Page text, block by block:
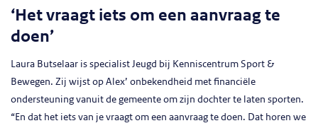
‘Het vraagt iets om een aanvraag te
doen’
Laura Butselaar is specialist Jeugd bij Kenniscentrum Sport &
Bewegen. Zij wijst op Alex’ onbekendheid met financiële
ondersteuning vanuit de gemeente om zijn dochter te laten sporten.
“En dat het iets van je vraagt om een aanvraag te doen. Dat horen we